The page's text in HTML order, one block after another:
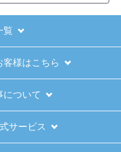
覧
客様はこちら
について
サービス